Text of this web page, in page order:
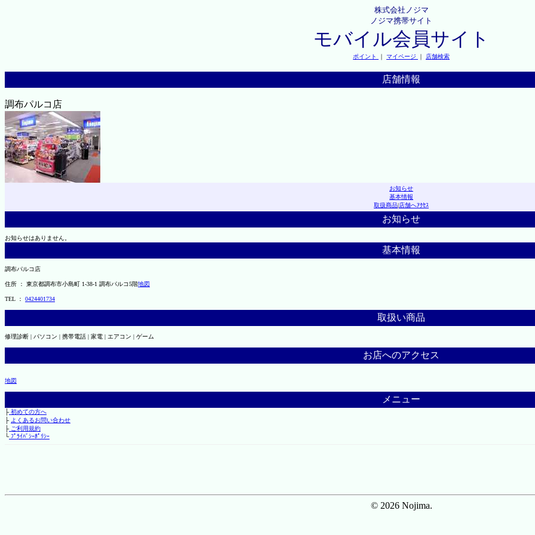
株式会社ノジマ
ノジマ携帯サイト
モバイル会員サイト
ポイント ｜ マイページ ｜ 店舗検索
店舗情報
調布パルコ店
お知らせ
基本情報
取扱商品|店舗へｱｸｾｽ
お知らせ
お知らせはありません。
基本情報
調布パルコ店
住所 ： 東京都調布市小島町 1-38-1 調布パルコ5階地図
TEL ： 0424401734
取扱い商品
修理診断 | パソコン | 携帯電話 | 家電 | エアコン | ゲーム
お店へのアクセス
地図
メニュー
├初めての方へ
├ よくあるお問い合わせ
├ご利用規約
└ﾌﾟﾗｲﾊﾞｼｰﾎﾟﾘｼｰ
© 2026 Nojima.